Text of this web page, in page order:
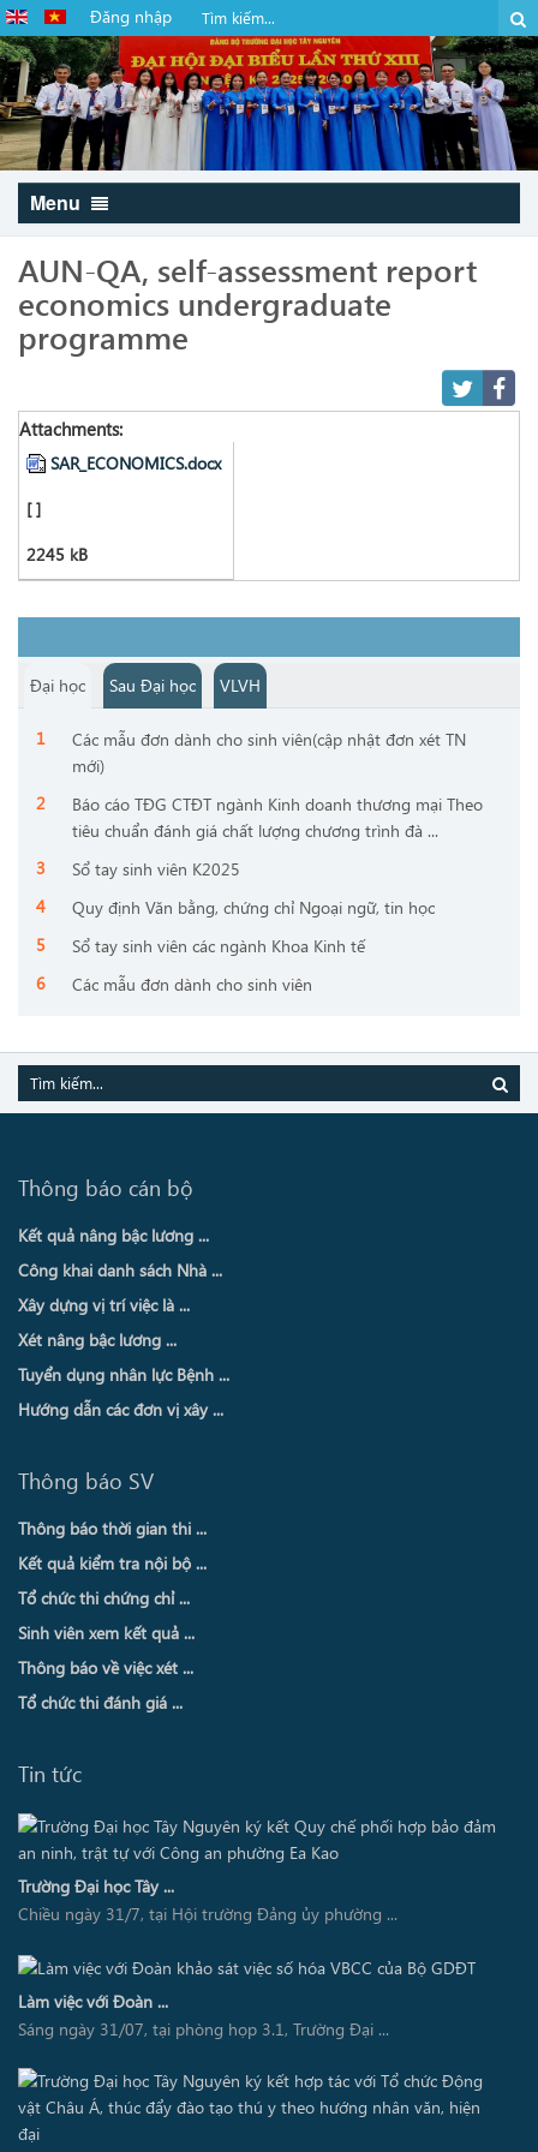
Đăng nhập
Menu
AUN-QA, self-assessment report
economics undergraduate
programme
Attachments:
SAR_ECONOMICS.docx
[ ]
2245 kB
Đại học Sau Đại học VLVH
Các mẫu đơn dành cho sinh viên(cập nhật đơn xét TN
mới)
Báo cáo TĐG CTĐT ngành Kinh doanh thương mại Theo
tiêu chuẩn đánh giá chất lượng chương trình đà ...
Sổ tay sinh viên K2025
Quy định Văn bằng, chứng chỉ Ngoại ngữ, tin học
Sổ tay sinh viên các ngành Khoa Kinh tế
Các mẫu đơn dành cho sinh viên
Thông báo cán bộ
Kết quả nâng bậc lương ...
Công khai danh sách Nhà ...
Xây dựng vị trí việc là ...
Xét nâng bậc lương ...
Tuyển dụng nhân lực Bệnh ...
Hướng dẫn các đơn vị xây ...
Thông báo SV
Thông báo thời gian thi ...
Kết quả kiểm tra nội bộ ...
Tổ chức thi chứng chỉ ...
Sinh viên xem kết quả ...
Thông báo về việc xét ...
Tổ chức thi đánh giá ...
Tin tức
Trường Đại học Tây ...
Chiều ngày 31/7, tại Hội trường Đảng ủy phường ...
Làm việc với Đoàn ...
Sáng ngày 31/07, tại phòng họp 3.1, Trường Đại ...